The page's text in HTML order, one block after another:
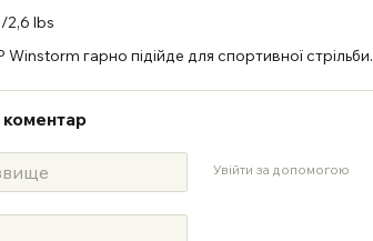
/2,6 lbs
Winstorm гарно підійде для спортивної стрільби.
коментар
Увійти за допомогою